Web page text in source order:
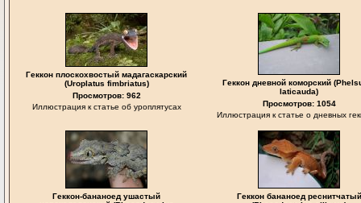
Геккон плоскохвостый мадагаскарский
(Uroplatus fimbriatus)
Просмотров: 962
Иллюстрация к статье об уроплятусах
Геккон дневной коморский
laticauda)
Просмотров: 1054
Иллюстрация к статье о дневных
Геккон-бананоед ушастый
Геккон бананоед реснитчатый